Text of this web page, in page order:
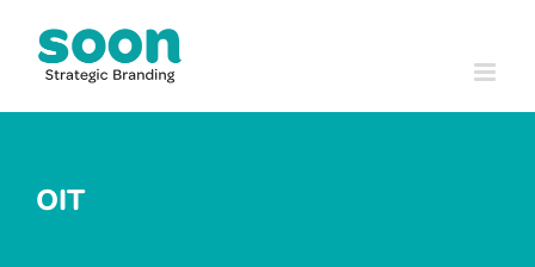
content
OIT